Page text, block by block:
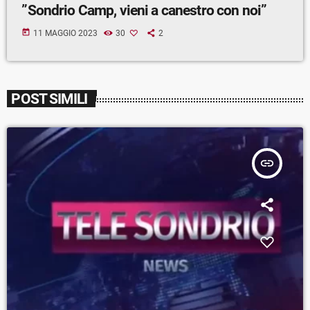
”Sondrio Camp, vieni a canestro con noi”
today 11 MAGGIO 2023 30 2
POST SIMILI
insert_link